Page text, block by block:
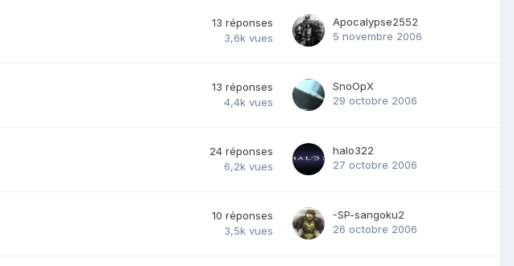
13 réponses
3,6k vues
Apocalypse2552
5 novembre 2006
13 réponses
4,4k vues
SnoOpX
29 octobre 2006
24 réponses
6,2k vues
halo322
27 octobre 2006
10 réponses
3,5k vues
-SP-sangoku2
26 octobre 2006